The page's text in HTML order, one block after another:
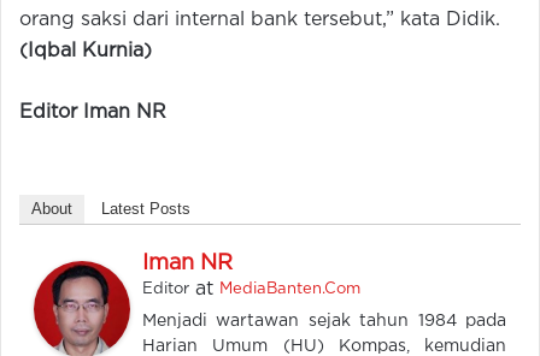
orang saksi dari internal bank tersebut,” kata Didik.
(Iqbal Kurnia)
Editor Iman NR
About Latest Posts
Iman NR
Editor at MediaBanten.Com
Menjadi wartawan sejak tahun 1984 pada
Harian Umum (HU) Kompas, kemudian